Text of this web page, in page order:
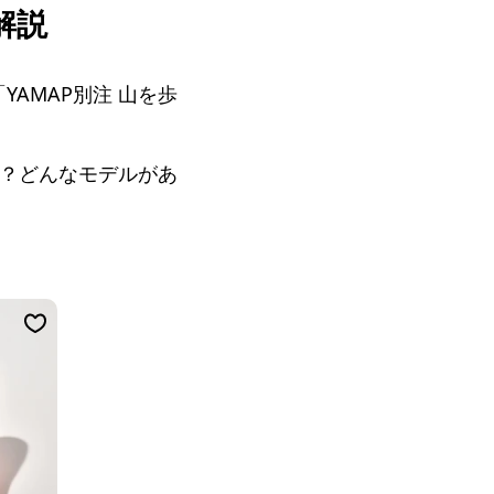
説
別注 山を歩
どんなモデルがあ